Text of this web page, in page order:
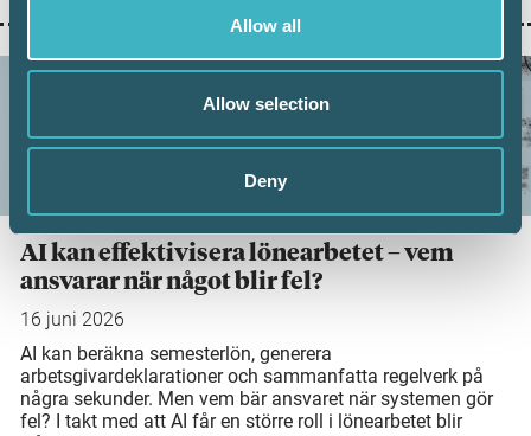
Allow all
Allow selection
Deny
AI kan effektivisera lönearbetet – vem
ansvarar när något blir fel?
16 juni 2026
AI kan beräkna semesterlön, generera
arbetsgivardeklarationer och sammanfatta regelverk på
några sekunder. Men vem bär ansvaret när systemen gör
fel? I takt med att AI får en större roll i lönearbetet blir